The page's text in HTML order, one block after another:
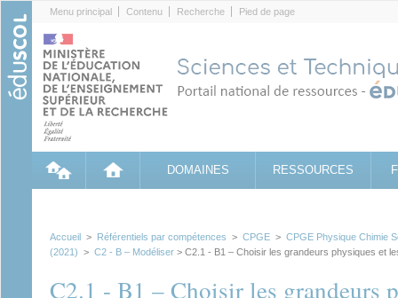
Menu principal Contenu Recherche Pied de page
DOMAINES RESSOURCES
Accueil > Référentiels par compétences > CPGE > CPGE Physique Chimie
(2021) > C2 - B – Modéliser > C2.1 - B1 – Choisir les grandeurs physiques et
C2.1 - B1 – Choisir les grandeurs